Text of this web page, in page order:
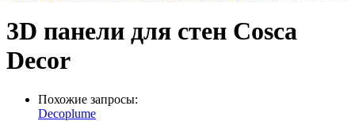
3D панели для стен Cosca
Decor
Похожие запросы:
Decoplume